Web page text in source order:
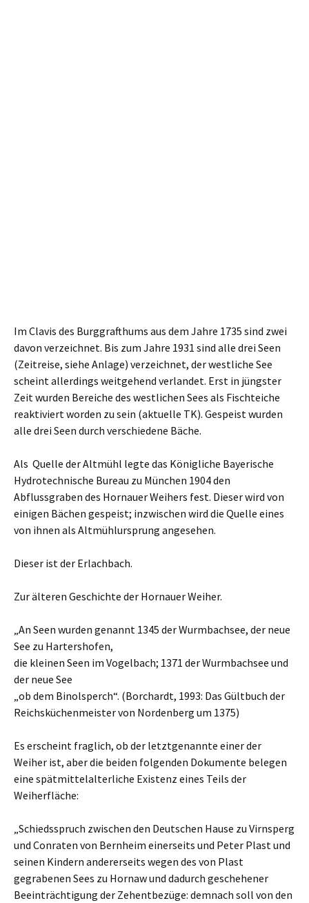
Im Clavis des Burggrafthums aus dem Jahre 1735 sind zwei
davon verzeichnet. Bis zum Jahre 1931 sind alle drei Seen
(Zeitreise, siehe Anlage) verzeichnet, der westliche See
scheint allerdings weitgehend verlandet. Erst in jüngster
Zeit wurden Bereiche des westlichen Sees als Fischteiche
reaktiviert worden zu sein (aktuelle TK). Gespeist wurden
alle drei Seen durch verschiedene Bäche.
Als Quelle der Altmühl legte das Königliche Bayerische
Hydrotechnische Bureau zu München 1904 den
Abflussgraben des Hornauer Weihers fest. Dieser wird von
einigen Bächen gespeist; inzwischen wird die Quelle eines
von ihnen als Altmühlursprung angesehen.
Dieser ist der Erlachbach.
Zur älteren Geschichte der Hornauer Weiher.
„An Seen wurden genannt 1345 der Wurmbachsee, der neue
See zu Hartershofen,
die kleinen Seen im Vogelbach; 1371 der Wurmbachsee und
der neue See
„ob dem Binolsperch“. (Borchardt, 1993: Das Gültbuch der
Reichsküchenmeister von Nordenberg um 1375)
Es erscheint fraglich, ob der letztgenannte einer der
Weiher ist, aber die beiden folgenden Dokumente belegen
eine spätmittelalterliche Existenz eines Teils der
Weiherfläche:
„Schiedsspruch zwischen den Deutschen Hause zu Virnsperg
und Conraten von Bernheim einerseits und Peter Plast und
seinen Kindern andererseits wegen des von Plast
gegrabenen Sees zu Hornaw und dadurch geschehener
Beeinträchtigung der Zehentbezüge: demnach soll von den